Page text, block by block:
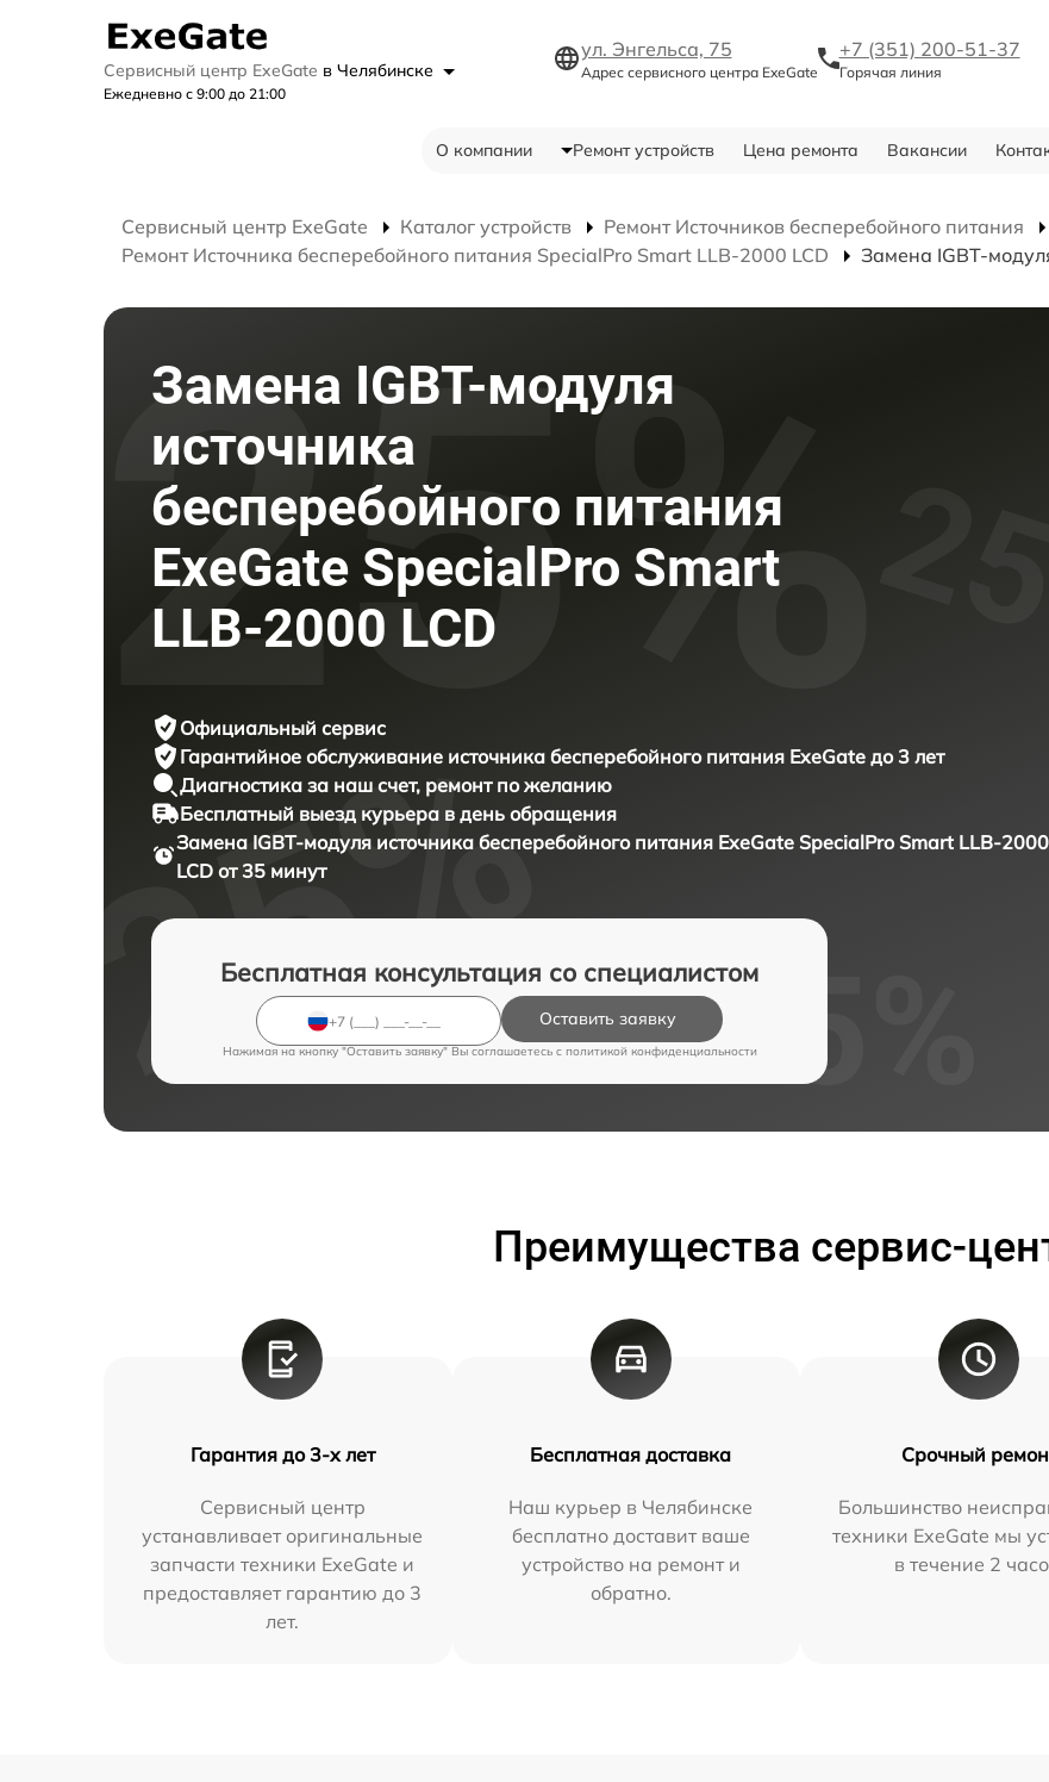
Сервисный центр ExeGate в Челябинске
Ежедневно с 9:00 до 21:00
ул. Энгельса, 75
Адрес сервисного центра ExeGate
+7 (351) 200-51-37
Горячая линия
О компании Ремонт устройств Цена ремонта Вакансии
Сервисный центр ExeGate Каталог устройств
Ремонт Источников бесперебойного питания
Ремонт Источника бесперебойного питания SpecialPro Smart LLB-2000 LCD
Замена IGBT-
Замена IGBT-модуля
источника
бесперебойного питания
ExeGate SpecialPro Smart
LLB-2000 LCD
Официальный сервис
Гарантийное обслуживание источника бесперебойного питания ExeGate до 3 лет
Диагностика за наш счет, ремонт по желанию
Бесплатный выезд курьера в день обращения
Замена IGBT-модуля источника бесперебойного питания ExeGate SpecialPro Smart LLB-2000
LCD от 35 минут
Бесплатная консультация со специалистом
Оставить заявку
Нажимая на кнопку "Оставить заявку" Вы соглашаетесь c политикой конфиденциальности
Преимущества сервис-
Гарантия до 3-х лет
Сервисный центр
устанавливает оригинальные
запчасти техники ExeGate и
предоставляет гарантию до 3
лет.
Бесплатная доставка
Наш курьер в Челябинске
бесплатно доставит ваше
устройство на ремонт и
обратно.
Срочный
Большинство
техники ExeGate мы
в течение 2